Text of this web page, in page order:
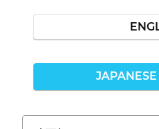
JAPANESE